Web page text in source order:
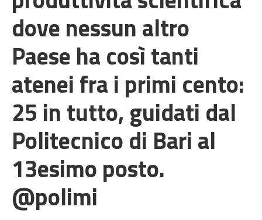
dove nessun altro
Paese ha così tanti
atenei fra i primi cento:
25 in tutto, guidati dal
Politecnico di Bari al
13esimo posto.
@polimi